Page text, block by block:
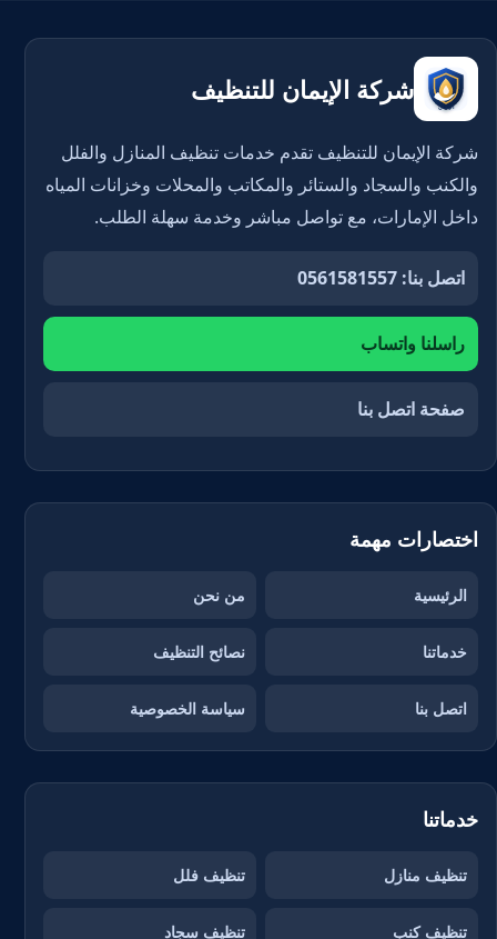
شركة الإيمان للتنظيف
شركة الإيمان للتنظيف تقدم خدمات تنظيف المنازل والفلل
والكنب والسجاد والستائر والمكاتب والمحلات وخزانات المياه
داخل الإمارات، مع تواصل مباشر وخدمة سهلة الطلب.
اتصل بنا: 0561581557
راسلنا واتساب
صفحة اتصل بنا
اختصارات مهمة
الرئيسية من نحن
خدماتنا نصائح التنظيف
اتصل بنا سياسة الخصوصية
خدماتنا
تنظيف منازل تنظيف فلل
تنظيف كنب تنظيف سجاد